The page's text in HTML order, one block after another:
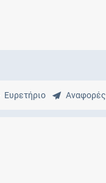
Ευρετήριο Αναφορές